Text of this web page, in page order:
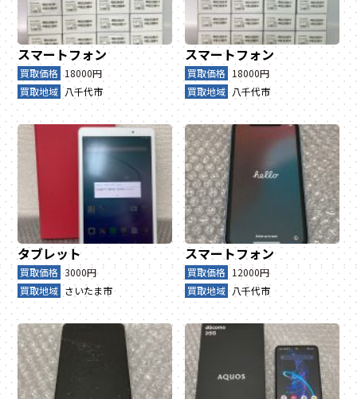
スマートフォン
買取価格 18000円
買取地域 八千代市
スマートフォン
買取価格 18000円
買取地域 八千代市
タブレット
買取価格 3000円
買取地域 さいたま市
スマートフォン
買取価格 12000円
買取地域 八千代市